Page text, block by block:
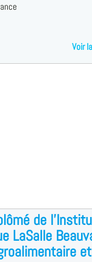
Voir
de
LaSalle